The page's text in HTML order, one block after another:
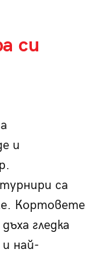
си
и
са
Кортовете
гледка
най-